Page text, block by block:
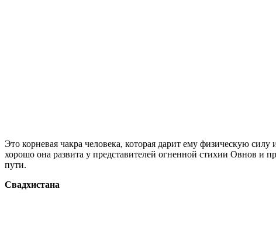
Это корневая чакра человека, которая дарит ему физическую
хорошо она развита у представителей огненной стихии Овнов и
пути.
Свадхистана